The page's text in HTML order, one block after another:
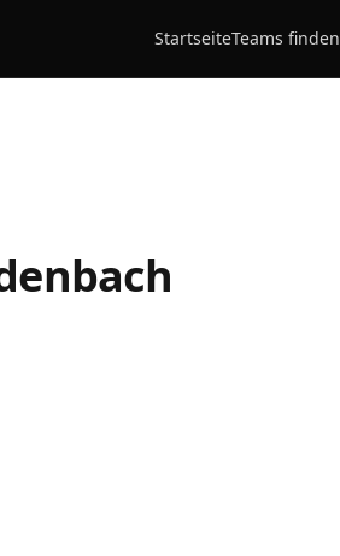
StartseiteTeams finden